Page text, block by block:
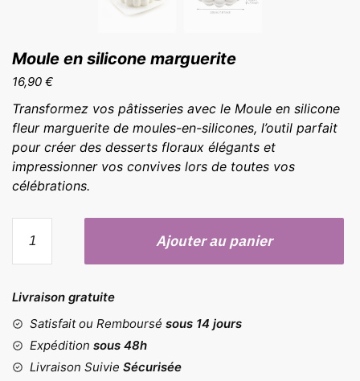
Moule en silicone marguerite
16,90 €
Transformez vos pâtisseries avec le Moule en silicone
fleur marguerite de moules-en-silicones, l’outil parfait
pour créer des desserts floraux élégants et
impressionner vos convives lors de toutes vos
célébrations.
Moule
silicone
marguerite
Ajouter au panier
Livraison gratuite
Satisfait ou Remboursé sous 14 jours
Expédition sous 48h
Livraison Suivie Sécurisée